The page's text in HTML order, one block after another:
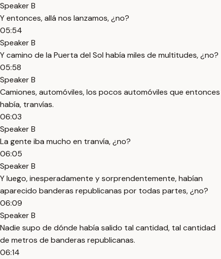
Speaker B
Y entonces, allá nos lanzamos, ¿no?
05:54
Speaker B
Y camino de la Puerta del Sol había miles de multitudes, ¿no?
05:58
Speaker B
Camiones, automóviles, los pocos automóviles que entonces
había, tranvías.
06:03
Speaker B
La gente iba mucho en tranvía, ¿no?
06:05
Speaker B
Y luego, inesperadamente y sorprendentemente, habían
aparecido banderas republicanas por todas partes, ¿no?
06:09
Speaker B
Nadie supo de dónde había salido tal cantidad, tal cantidad
de metros de banderas republicanas.
06:14